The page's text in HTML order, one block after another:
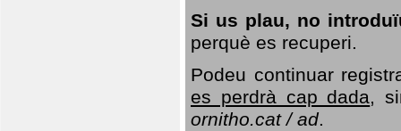
Si us plau, no
perquè es recuperi.
Podeu continuar
es perdrà cap dada,
ornitho.cat / ad.